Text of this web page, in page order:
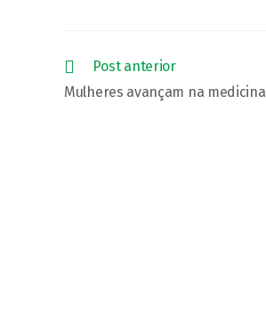
Leia
mais
artigos
Post anterior
Mulheres avançam na medicina